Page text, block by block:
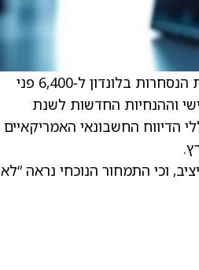
Morgan Stanley והאנליטית אנליס ורמולן, ,עוד העלו את מחיר היעד למניות הנסחרות בלונדון ל‑6,400 פני
וההנחיות החדשות לשנת
הדיווח החשבונאי האמריקאיים
וכי התמחור הנוכחי נראה “לא